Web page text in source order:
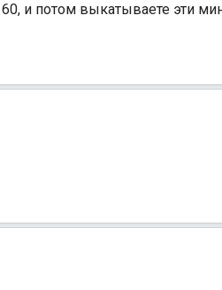
и потом выкатываете эти